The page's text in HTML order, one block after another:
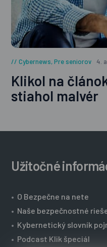
Cybernews,Pre seniorov 4.
Klikol na
stiahol malvér
Užitočné
• O Bezpečne na nete
• Naše bezpečnostné
• Kybernetický slovník
• Podcast Klik špeciál